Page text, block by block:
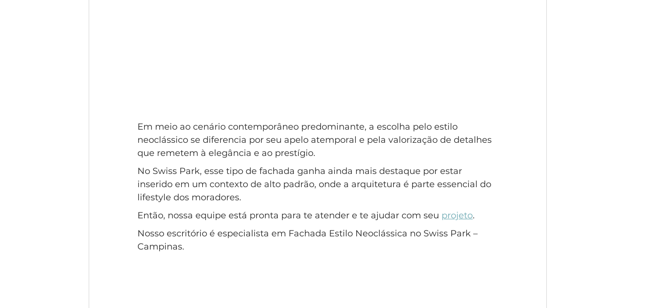
Em meio ao cenário contemporâneo predominante, a escolha pelo estilo
neoclássico se diferencia por seu apelo atemporal e pela valorização de detalhes
que remetem à elegância e ao prestígio.
No Swiss Park, esse tipo de fachada ganha ainda mais destaque por estar
inserido em um contexto de alto padrão, onde a arquitetura é parte essencial do
lifestyle dos moradores.
Então, nossa equipe está pronta para te atender e te ajudar com seu projeto.
Nosso escritório é especialista em Fachada Estilo Neoclássica no Swiss Park –
Campinas.